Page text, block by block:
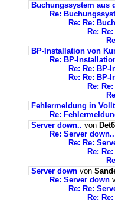
Buchungssystem aus
Re:
Re: Re:
Re:
BP-Installation von
Re: BP-
Re: Re:
Re: Re:
Re:
Fehlermeldung in
Re:
Server down.. von
Re: Server down..
Re: Re:
Re:
Server down von
Re: Server down
Re: Re:
Re: